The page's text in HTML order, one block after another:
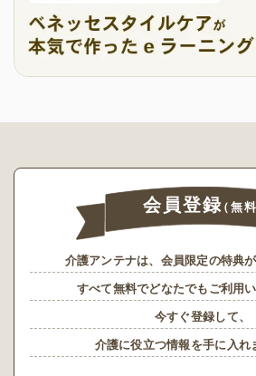
会員登録（無料
介護アンテナは、会員限定の特典
すべて無料でどなたでもご利用い
今すぐ登録して、
介護に役立つ情報を手に入れ